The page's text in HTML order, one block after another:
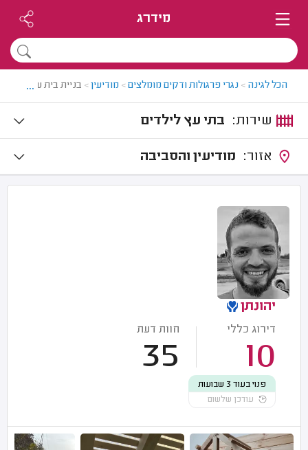
מידרג
הכל לגינה > נגרי פרגולות ודקים מומלצים> מודיעין> בניית בית עץ לילדים
...
בתי עץ לילדים
מודיעין והסביבה
יהונתן
דירוג כללי
10
חוות דעת
35
פנוי בעוד 3 שבועות
עודכן שלשום